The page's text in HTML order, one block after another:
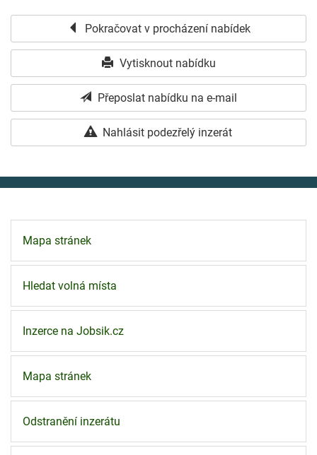
Pokračovat v procházení nabídek
Vytisknout nabídku
Přeposlat nabídku na e-mail
Nahlásit podezřelý inzerát
Mapa stránek
Hledat volná místa
Inzerce na Jobsik.cz
Mapa stránek
Odstranění inzerátu